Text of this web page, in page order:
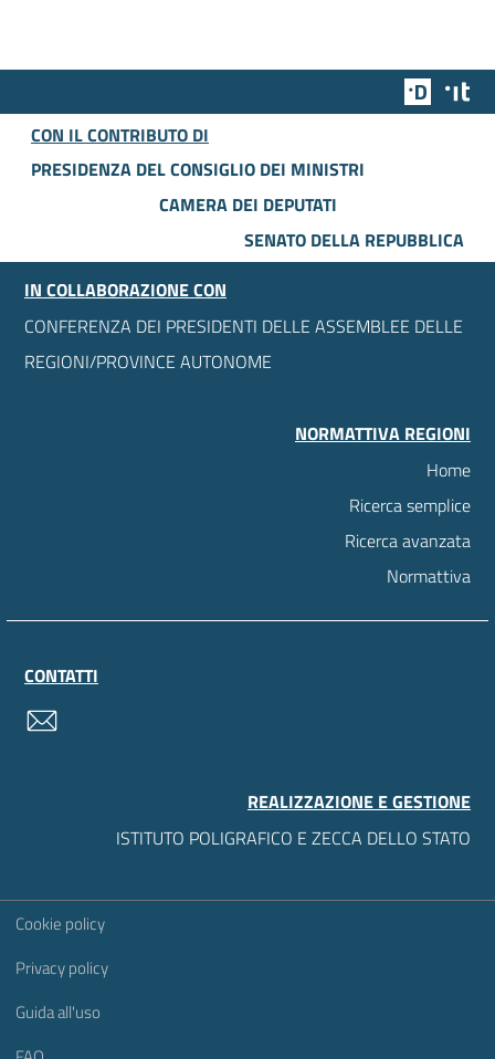
Team
CON IL CONTRIBUTO DI
PRESIDENZA DEL CONSIGLIO DEI MINISTRI
CAMERA DEI DEPUTATI
SENATO DELLA REPUBBLICA
IN COLLABORAZIONE CON
CONFERENZA DEI PRESIDENTI DELLE ASSEMBLEE DELLE
REGIONI/PROVINCE AUTONOME
NORMATTIVA REGIONI
Home
Ricerca semplice
Ricerca avanzata
Normattiva
CONTATTI
REALIZZAZIONE E GESTIONE
ISTITUTO POLIGRAFICO E ZECCA DELLO STATO
Sezione Link Utili
Cookie policy
Privacy policy
Guida all'uso